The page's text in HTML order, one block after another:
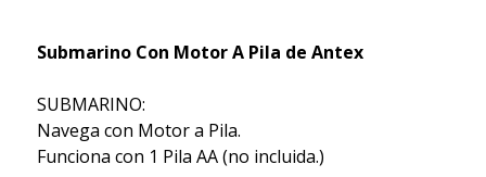
Submarino Con Motor A Pila de Antex
SUBMARINO:
Navega con Motor a Pila.
Funciona con 1 Pila AA (no incluida.)